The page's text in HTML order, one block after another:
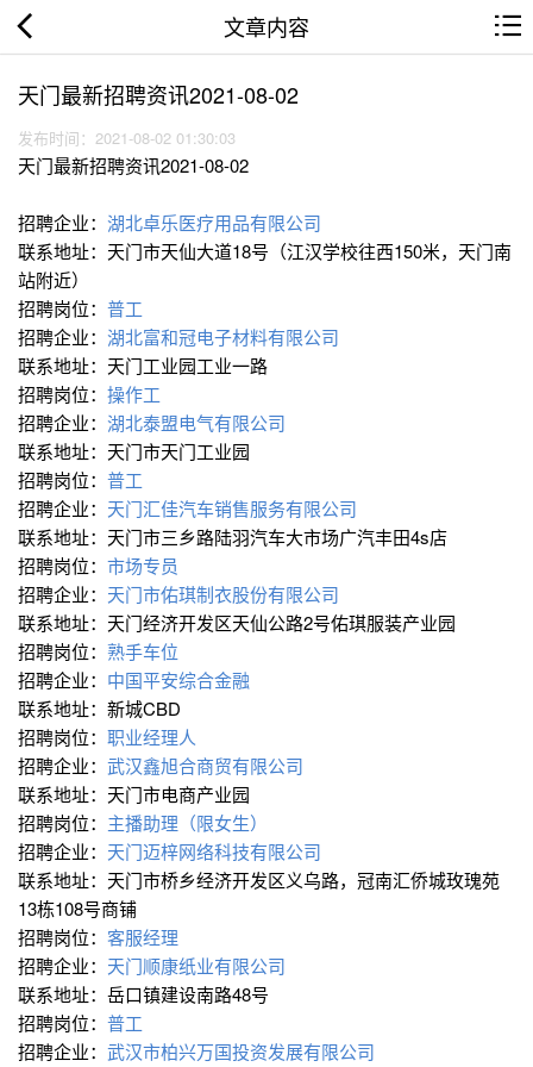
文章内容
天门最新招聘资讯2021-08-02
发布时间：2021-08-02 01:30:03
天门最新招聘资讯2021-08-02
招聘企业： 湖北卓乐医疗用品有限公司
联系地址：天门市天仙大道18号（江汉学校往西150米，天门南
站附近）
招聘岗位： 普工
招聘企业： 湖北富和冠电子材料有限公司
联系地址：天门工业园工业一路
招聘岗位： 操作工
招聘企业： 湖北泰盟电气有限公司
联系地址：天门市天门工业园
招聘岗位： 普工
招聘企业： 天门汇佳汽车销售服务有限公司
联系地址：天门市三乡路陆羽汽车大市场广汽丰田4s店
招聘岗位： 市场专员
招聘企业： 天门市佑琪制衣股份有限公司
联系地址：天门经济开发区天仙公路2号佑琪服装产业园
招聘岗位： 熟手车位
招聘企业： 中国平安综合金融
联系地址：新城CBD
招聘岗位： 职业经理人
招聘企业： 武汉鑫旭合商贸有限公司
联系地址：天门市电商产业园
招聘岗位： 主播助理（限女生）
招聘企业： 天门迈梓网络科技有限公司
联系地址：天门市桥乡经济开发区义乌路，冠南汇侨城玫瑰苑
13栋108号商铺
招聘岗位： 客服经理
招聘企业： 天门顺康纸业有限公司
联系地址：岳口镇建设南路48号
招聘岗位： 普工
招聘企业： 武汉市柏兴万国投资发展有限公司